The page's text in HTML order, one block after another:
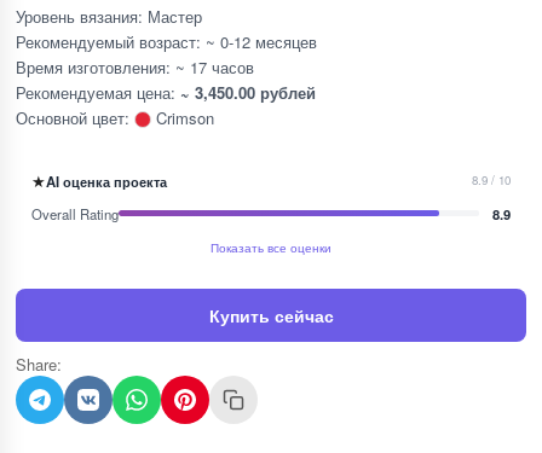
Уровень вязания: Мастер
Рекомендуемый возраст: ~ 0-12 месяцев
Время изготовления: ~ 17 часов
Рекомендуемая цена: ~ 3,450.00 рублей
Основной цвет:
Crimson
★AI оценка проекта 8.9 / 10
Overall Rating 8.9
Показать все оценки
Купить сейчас
Share: